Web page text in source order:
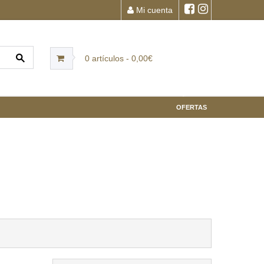
Mi cuenta
0 artículos - 0,00€
OFERTAS